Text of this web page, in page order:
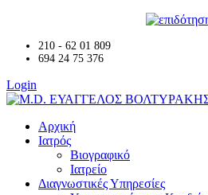
210 - 62 01 809
694 24 75 376
Login
Αρχική
Ιατρός
Βιογραφικό
Ιατρείο
Διαγνωστικές Υπηρεσίες